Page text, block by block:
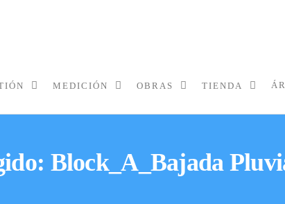
MEDICIÓN OBRAS TIENDA
Block_A_Bajada